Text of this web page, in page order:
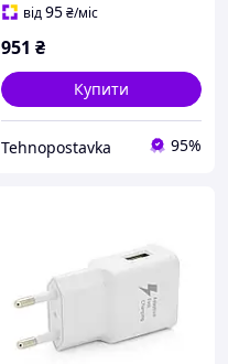
від95₴/міс
951 ₴
Купити
Tehnopostavka 95%